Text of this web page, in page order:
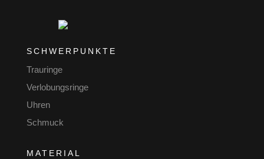
SCHWERPUNKTE
Trauringe
Verlobungsringe
Uhren
Schmuck
MATERIAL